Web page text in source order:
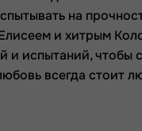
на
и хитрым
и испытаний, чтобы
всегда стоит